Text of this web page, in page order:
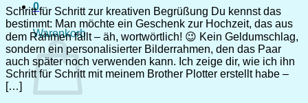
0
Warenkorb
Schritt für Schritt zur kreativen Begrüßung Du kennst das
bestimmt: Man möchte ein Geschenk zur Hochzeit, das aus
dem Rahmen fällt – äh, wortwörtlich! 😉 Kein Geldumschlag,
sondern ein personalisierter Bilderrahmen, den das Paar
auch später noch verwenden kann. Ich zeige dir, wie ich ihn
Schritt für Schritt mit meinem Brother Plotter erstellt habe –
[…]